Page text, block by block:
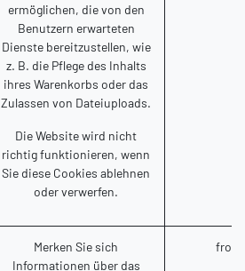
ermöglichen, die von den
Benutzern erwarteten
Dienste bereitzustellen, wie
z. B. die Pflege des Inhalts
ihres Warenkorbs oder das
Zulassen von Dateiuploads.
Die Website wird nicht
richtig funktionieren, wenn
Sie diese Cookies ablehnen
oder verwerfen.
Merken Sie sich
Informationen über das